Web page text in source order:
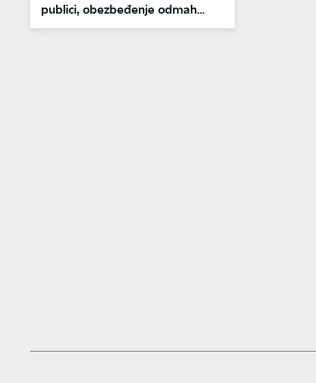
publici, obezbeđenje odmah
uletelo